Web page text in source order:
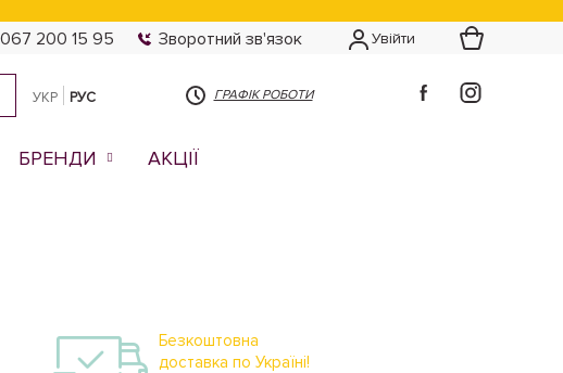
067 200 15 95 Зворотний зв'язок Увійти
УКР РУС ГРАФІК РОБОТИ
БРЕНДИ АКЦІЇ
Безкоштовна
доставка по Україні!